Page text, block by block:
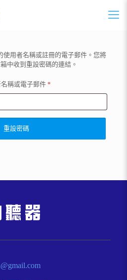
使用者名稱或註冊的電子郵件。您將
中收到重設密碼的連結。
稱或電子郵件 *
重設密碼